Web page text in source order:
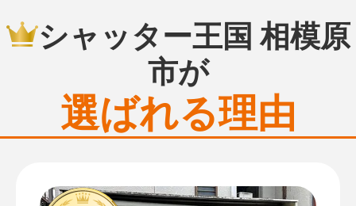
シャッター王国 相模原
市が
選ばれる理由